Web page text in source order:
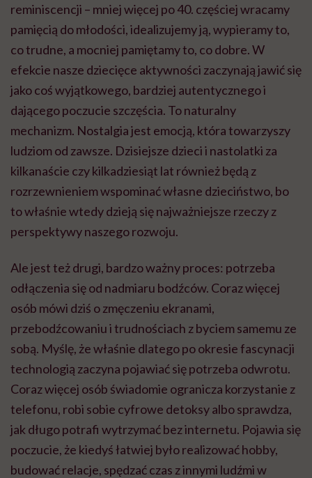
reminiscencji – mniej więcej po 40. częściej wracamy
pamięcią do młodości, idealizujemy ją, wypieramy to,
co trudne, a mocniej pamiętamy to, co dobre. W
efekcie nasze dziecięce aktywności zaczynają jawić się
jako coś wyjątkowego, bardziej autentycznego i
dającego poczucie szczęścia. To naturalny
mechanizm. Nostalgia jest emocją, która towarzyszy
ludziom od zawsze. Dzisiejsze dzieci i nastolatki za
kilkanaście czy kilkadziesiąt lat również będą z
rozrzewnieniem wspominać własne dzieciństwo, bo
to właśnie wtedy dzieją się najważniejsze rzeczy z
perspektywy naszego rozwoju.
Ale jest też drugi, bardzo ważny proces: potrzeba
odłączenia się od nadmiaru bodźców. Coraz więcej
osób mówi dziś o zmęczeniu ekranami,
przebodźcowaniu i trudnościach z byciem samemu ze
sobą. Myślę, że właśnie dlatego po okresie fascynacji
technologią zaczyna pojawiać się potrzeba odwrotu.
Coraz więcej osób świadomie ogranicza korzystanie z
telefonu, robi sobie cyfrowe detoksy albo sprawdza,
jak długo potrafi wytrzymać bez internetu. Pojawia się
poczucie, że kiedyś łatwiej było realizować hobby,
budować relacje, spędzać czas z innymi ludźmi w